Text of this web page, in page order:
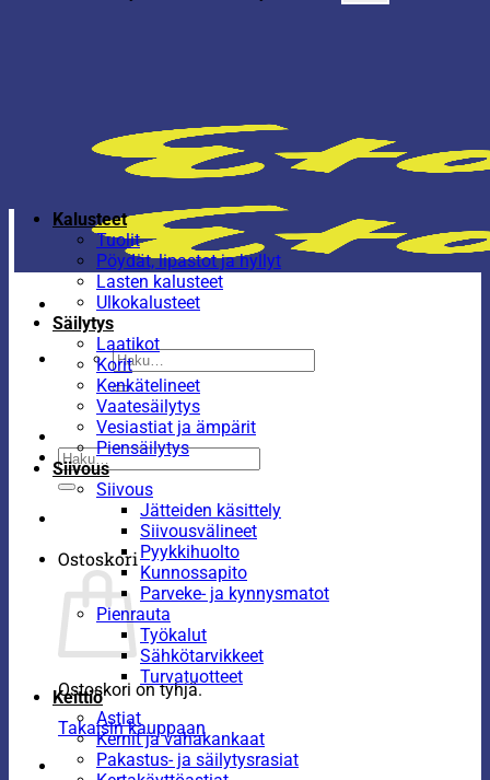
Etsi:
Etsi:
Ostoskori
Ostoskori on tyhjä.
Takaisin kauppaan
Kalusteet
Tuolit
Pöydät, lipastot ja hyllyt
Lasten kalusteet
Ulkokalusteet
Säilytys
Laatikot
Korit
Kenkätelineet
Vaatesäilytys
Vesiastiat ja ämpärit
Piensäilytys
Siivous
Siivous
Jätteiden käsittely
Siivousvälineet
Pyykkihuolto
Kunnossapito
Parveke- ja kynnysmatot
Pienrauta
Työkalut
Sähkötarvikkeet
Turvatuotteet
Keittiö
Astiat
Kernit ja vahakankaat
Pakastus- ja säilytysrasiat